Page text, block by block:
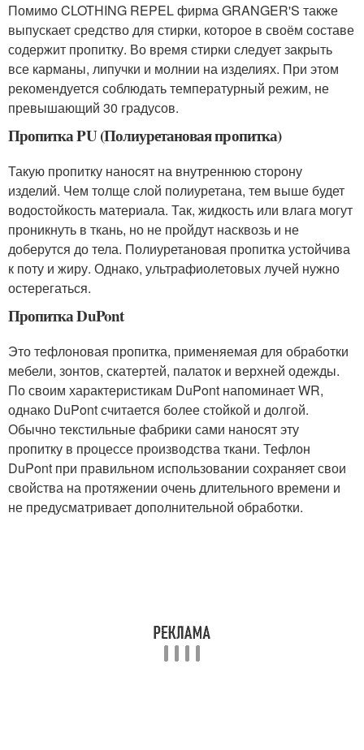
Помимо CLOTHING REPEL фирма GRANGER'S также
выпускает средство для стирки, которое в своём составе
содержит пропитку. Во время стирки следует закрыть
все карманы, липучки и молнии на изделиях. При этом
рекомендуется соблюдать температурный режим, не
превышающий 30 градусов.
Пропитка PU (Полиуретановая пропитка)
Такую пропитку наносят на внутреннюю сторону
изделий. Чем толще слой полиуретана, тем выше будет
водостойкость материала. Так, жидкость или влага могут
проникнуть в ткань, но не пройдут насквозь и не
доберутся до тела. Полиуретановая пропитка устойчива
к поту и жиру. Однако, ультрафиолетовых лучей нужно
остерегаться.
Пропитка DuPont
Это тефлоновая пропитка, применяемая для обработки
мебели, зонтов, скатертей, палаток и верхней одежды.
По своим характеристикам DuPont напоминает WR,
однако DuPont считается более стойкой и долгой.
Обычно текстильные фабрики сами наносят эту
пропитку в процессе производства ткани. Тефлон
DuPont при правильном использовании сохраняет свои
свойства на протяжении очень длительного времени и
не предусматривает дополнительной обработки.